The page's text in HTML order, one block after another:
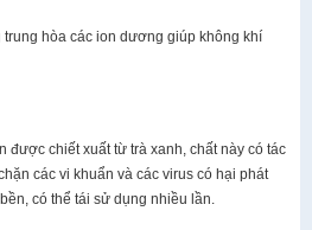
trung hòa các ion dương giúp không khí
được chiết xuất từ trà xanh, chất này có tác
các vi khuẩn và các virus có hại phát
có thể tái sử dụng nhiều lần.